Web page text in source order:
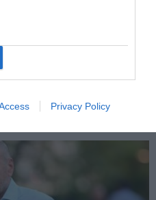
Privacy Policy
και επίσημα
Συμβόλαιο